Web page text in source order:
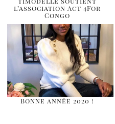
l’association Act 4For
Congo
Bonne année 2020 !